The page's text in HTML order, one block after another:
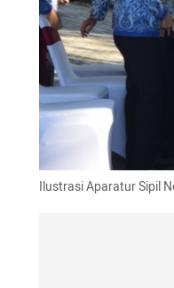
Ilustrasi Aparatur Sipil